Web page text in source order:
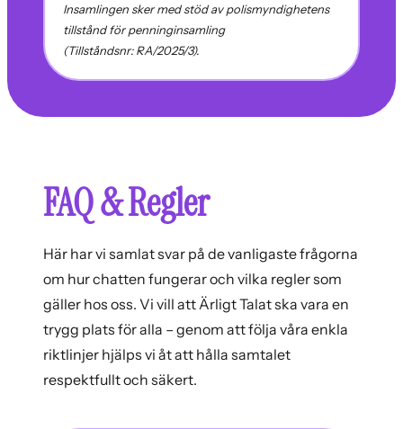
Insamlingen sker med stöd av polismyndighetens
tillstånd för penninginsamling
(Tillståndsnr: RA/2025/3).
FAQ & Regler
Här har vi samlat svar på de vanligaste frågorna
om hur chatten fungerar och vilka regler som
gäller hos oss. Vi vill att Ärligt Talat ska vara en
trygg plats för alla – genom att följa våra enkla
riktlinjer hjälps vi åt att hålla samtalet
respektfullt och säkert.